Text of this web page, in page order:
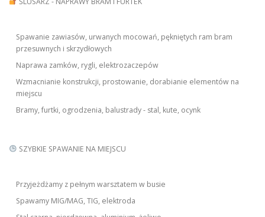
Spawanie zawiasów, urwanych mocowań, pękniętych ram bram
przesuwnych i skrzydłowych
Naprawa zamków, rygli, elektrozaczepów
Wzmacnianie konstrukcji, prostowanie, dorabianie elementów na
miejscu
Bramy, furtki, ogrodzenia, balustrady - stal, kute, ocynk
SZYBKIE SPAWANIE NA MIEJSCU
Przyjeżdżamy z pełnym warsztatem w busie
Spawamy MIG/MAG, TIG, elektroda